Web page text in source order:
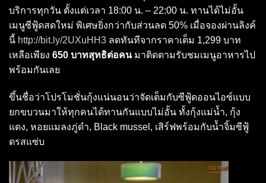
บริการทุกวัน ตั้งแต่เวลา 18:00 น. – 22:00 น. ทานได้ไม่อั้น
เมนูซีฟู้ดสดใหม่ พิเศษยิ่งกว่ากับส่วนลด 50% เมื่อจองผ่านลิงค์
นี้ http://bit.ly/2UXuHH3 ลดทันทีจากราคาเต็ม 1,299 บาท
เหลือเพียง 650 บาทสุทธิต่อคนมาติดตามรับชมเมนูอาหารไป
พร้อมกันเลย
ขึ้นชื่อว่าโปรโมชั่นกุ้งแน่นอนว่าจัดเต็มกับซีฟู้ดออนไอซ์แบบ
ยกขบวนมาให้ทุกคนได้ทานกันแบบไม่อั้น ทั้งกุ้งแม่น้ำ, กุ้ง
แดง, หอยแมลงภู่ดำ, Black mussel, เสิร์ฟพร้อมกับน้ำจิ้มซีฟู้
ดรสแซ่บ